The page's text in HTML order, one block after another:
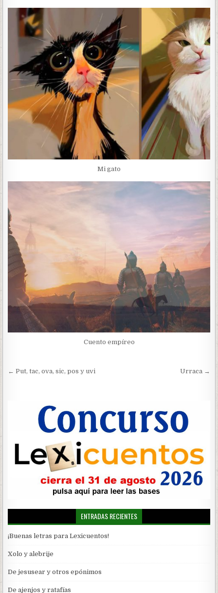
Mi gato
Cuento empíreo
Navegación
← Put, tac, ova, sic, pos y uvi Urraca →
ENTRADAS RECIENTES
¡Buenas letras para Lexicuentos!
Xolo y alebrije
De jesusear y otros epónimos
De ajenjos y ratafías